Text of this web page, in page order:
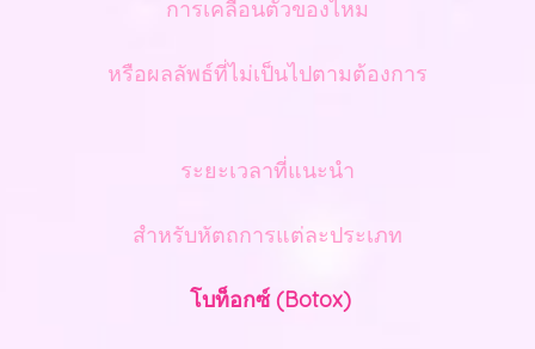
การเคลื่อนตัวของไหม
หรือผลลัพธ์ที่ไม่เป็นไปตามต้องการ
ระยะเวลาที่แนะนำ
สำหรับหัตถการแต่ละประเภท
โบท็อกซ์ (Botox)